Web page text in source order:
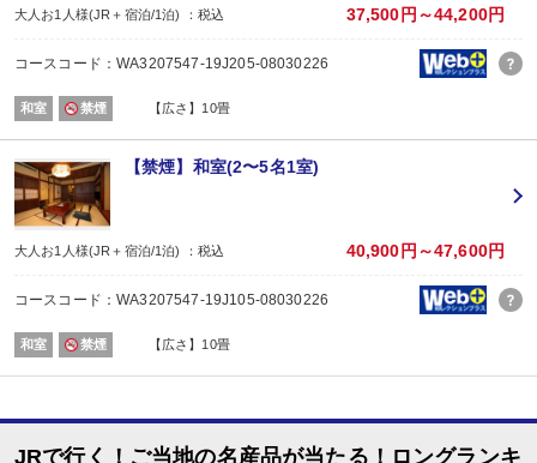
■朝食
内容:
和食
【時間】07：30～または08：00～ ※チェックイン時ご案内いたします。
大人お1人様(JR＋宿泊/1泊) ：税込 37,500円～44,200円
コースコード：WA3207547-19J205-08030226
和室 禁煙 【広さ】10畳
【禁煙】和室(2〜5名1室)
大人お1人様(JR＋宿泊/1泊) ：税込 40,900円～47,600円
コースコード：WA3207547-19J105-08030226
和室 禁煙 【広さ】10畳
JRで行く！ご当地の名産品が当たる！ロングランキ